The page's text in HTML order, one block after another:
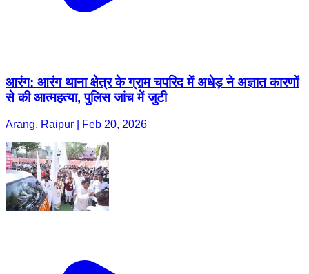
आरंग: आरंग थाना क्षेत्र के ग्राम चपरिद में अधेड़ ने अज्ञात कारणों
से की आत्महत्या, पुलिस जांच में जुटी
Arang, Raipur | Feb 20, 2026